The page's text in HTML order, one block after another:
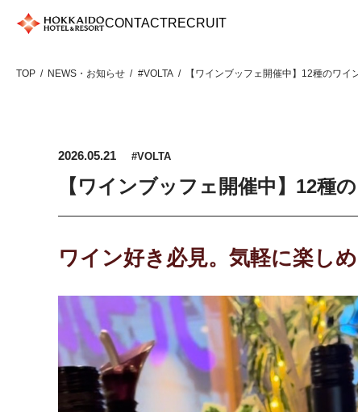
CONTACTRECRUIT
TOP NEWS・お知らせ #VOLTA 【ワインブッフェ開催中】12種のワイ
2026.05.21 #VOLTA
【ワインブッフェ開催中】12種
ワイン好き必見。気軽に楽し